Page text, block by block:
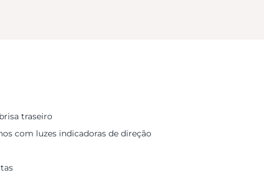
traseiro
com luzes indicadoras de direção